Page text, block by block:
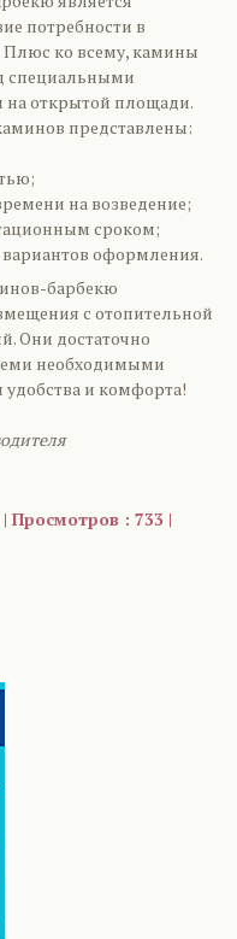
потребности в
Плюс ко всему, камины
специальными
на открытой площади.
представлены:
на возведение;
сроком;
оформления.
барбекю
с отопительной
Они достаточно
необходимыми
и комфорта!
Просмотров : 733 |